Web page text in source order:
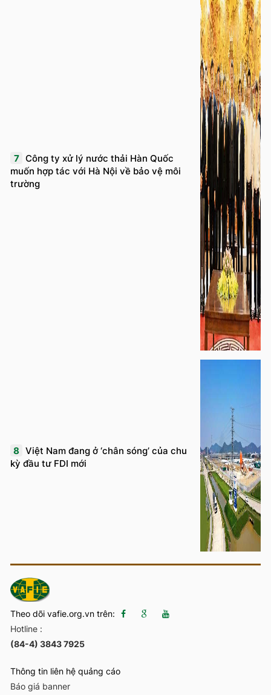
7 Công ty xử lý nước thải Hàn Quốc
muốn hợp tác với Hà Nội về bảo vệ môi
trường
8 Việt Nam đang ở ‘chân sóng’ của chu
kỳ đầu tư FDI mới
Theo dõi vafie.org.vn trên:
Hotline :
(84-4) 3843 7925
Thông tin liên hệ quảng cáo
Báo giá banner